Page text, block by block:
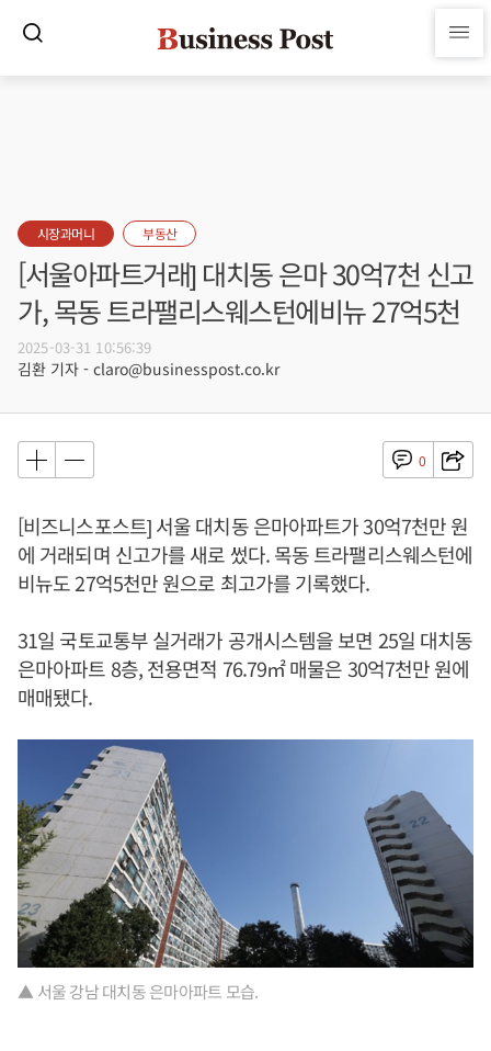
시장과머니 부동산
[서울아파트거래] 대치동 은마 30억7천 신고
가, 목동 트라팰리스웨스턴에비뉴 27억5천
2025-03-31 10:56:39
김환 기자 - claro@businesspost.co.kr
0
[비즈니스포스트] 서울 대치동 은마아파트가 30억7천만 원
에 거래되며 신고가를 새로 썼다. 목동 트라팰리스웨스턴에
비뉴도 27억5천만 원으로 최고가를 기록했다.
31일 국토교통부 실거래가 공개시스템을 보면 25일 대치동
은마아파트 8층, 전용면적 76.79㎡ 매물은 30억7천만 원에
매매됐다.
▲ 서울 강남 대치동 은마아파트 모습.